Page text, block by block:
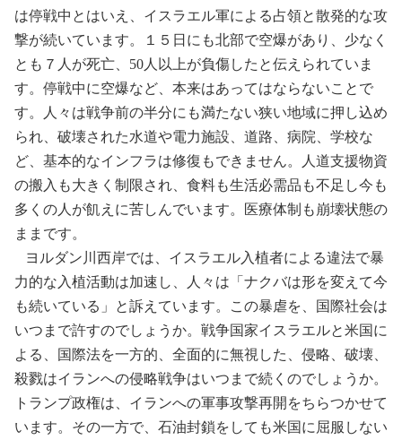
は停戦中とはいえ、イスラエル軍による占領と散発的な攻
撃が続いています。１５日にも北部で空爆があり、少なく
とも７人が死亡、 50 人以上が負傷したと伝えられていま
す。停戦中に空爆など、本来はあってはならないことで
す。人々は戦争前の半分にも満たない狭い地域に押し込め
られ、破壊された水道や電力施設、道路、病院、学校な
ど、基本的なインフラは修復もできません。人道支援物資
の搬入も大きく制限され、食料も生活必需品も不足し今も
多くの人が飢えに苦しんでいます。医療体制も崩壊状態の
ままです。
ヨルダン川西岸では、イスラエル入植者による違法で暴
力的な入植活動は加速し、人々は「ナクバは形を変えて今
も続いている」と訴えています。この暴虐を、国際社会は
いつまで許すのでしょうか。戦争国家イスラエルと米国に
よる、国際法を一方的、全面的に無視した、侵略、破壊、
殺戮はイランへの侵略戦争はいつまで続くのでしょうか。
トランプ政権は、イランへの軍事攻撃再開をちらつかせて
います。その一方で、石油封鎖をしても米国に屈服しない